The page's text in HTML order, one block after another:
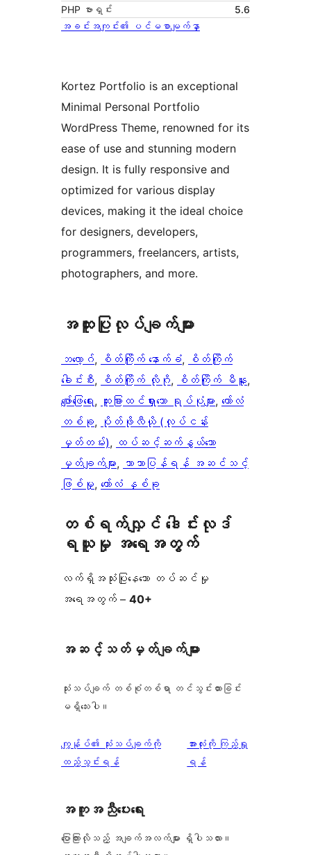
PHP ဗားရှင်း
5.6
အခင်းအကျင်း၏ ပင်မစာမျက်နှာ
Kortez Portfolio is an exceptional
Minimal Personal Portfolio
WordPress Theme, renowned for its
ease of use and stunning modern
design. It is fully responsive and
optimized for various display
devices, making it the ideal choice
for designers, developers,
programmers, freelancers, artists,
photographers, and more.
အ​ထူး​ပြု​လုပ်​ချက်​များ
ဘလော့ဂ်, စိတ်ကြိုက် နောက်ခံ,
စိတ်ကြိုက်
ခေါင်းစီး, စိတ်ကြိုက် လိုဂို, စိတ်ကြိုက် မီနူး
ဖျော်ဖြေရေး, ထူးခြားထင်ရှားသော ရုပ်ပုံများ, ကော်လံ
တစ်ခု, ပိုတ်ဖိုလီယို (လုပ်ငန်း
မှတ်တမ်း), ထပ်ဆင့်ဆက်နွယ်သော
မှတ်ချက်များ, ဘာသာပြန်ရန် အဆင်သင့်
ဖြစ်မှု, ကော်လံ နှစ်ခု
တစ်ရက်လျှင် ဒေါင်းလုဒ်
ရယူမှု အရေအတွက်
လက်ရှိအသုံးပြုနေသော တပ်ဆင်မှု
အရေအတွက် – 40+
အဆင့်သတ်မှတ်ချက်များ
သုံးသပ်ချက် တစ်စုံတစ်ရာ တင်သွင်းထားခြင်း
မရှိသေးပါ။
ကျွန်ုပ်၏ သုံးသပ်ချက်ကို
ထည့်သွင်းရန်
သုံးသပ်
ချက်
အားလုံးကို ကြည့်ရှု
ရန်
အကူအညီပေးရေး
ပြောကြားလိုသည့် အချက်အလက်များ ရှိပါသလား။